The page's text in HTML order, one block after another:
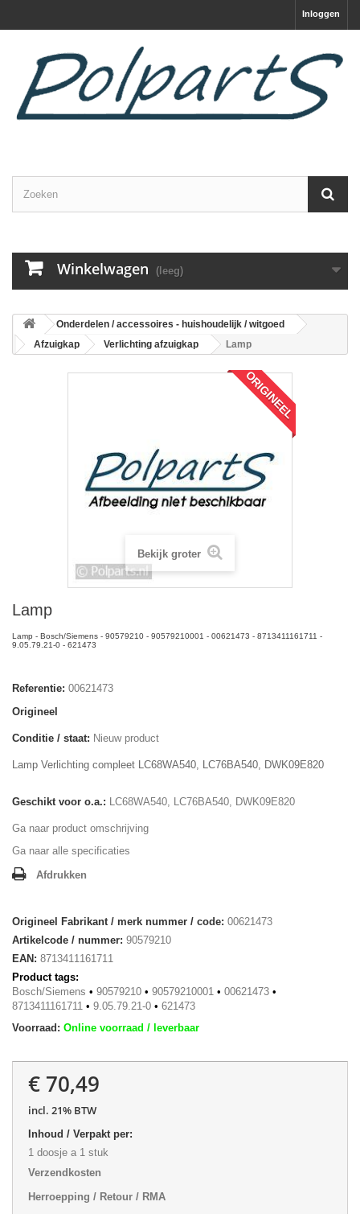
Inloggen
Winkelwagen (leeg)
Onderdelen / accessoires - huishoudelijk / witgoed
Afzuigkap
Verlichting afzuigkap Lamp
ORIGINEEL
Bekijk groter
Lamp
Lamp - Bosch/Siemens - 90579210 - 90579210001 - 00621473 - 8713411161711 -
9.05.79.21-0 - 621473
Referentie: 00621473
Origineel
Conditie / staat: Nieuw product
Lamp Verlichting compleet LC68WA540, LC76BA540, DWK09E820
Geschikt voor o.a.: LC68WA540, LC76BA540, DWK09E820
Ga naar product omschrijving
Ga naar alle specificaties
Afdrukken
Origineel Fabrikant / merk nummer / code: 00621473
Artikelcode / nummer: 90579210
EAN: 8713411161711
Product tags:
Bosch/Siemens • 90579210 • 90579210001 • 00621473 •
8713411161711 • 9.05.79.21-0 • 621473
Voorraad: Online voorraad / leverbaar
€ 70,49
incl. 21% BTW
Inhoud / Verpakt per:
1 doosje a 1 stuk
Verzendkosten
Herroepping / Retour / RMA